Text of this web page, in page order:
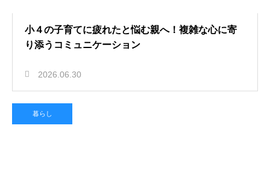
小４の子育てに疲れたと悩む親へ！複雑な心に寄
り添うコミュニケーション
2026.06.30
暮らし